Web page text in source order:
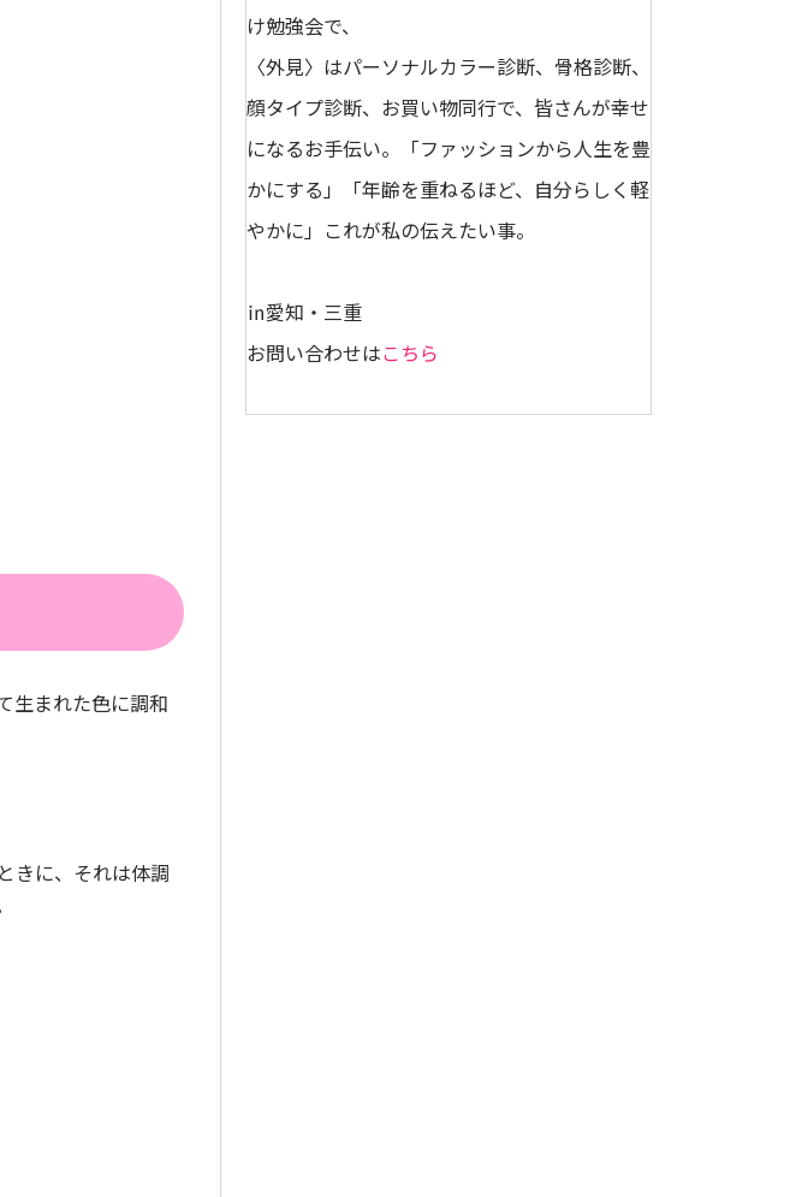
生まれた色に調和
きに、それは体調
け勉強会で、
〈外見〉はパーソナルカラー診断、骨格診断、
顔タイプ診断、お買い物同行で、皆さんが幸せ
になるお手伝い。「ファッションから人生を豊
かにする」「年齢を重ねるほど、自分らしく軽
やかに」これが私の伝えたい事。
㏌愛知・三重
お問い合わせはこちら